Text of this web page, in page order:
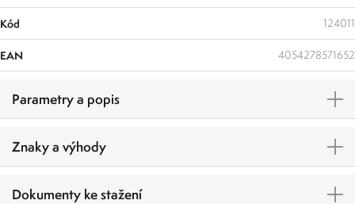
Kód 124011
EAN 4054278571652
Parametry a popis
Znaky a výhody
Dokumenty ke stažení